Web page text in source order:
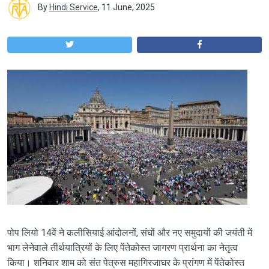
By Hindi Service, 11 June, 2025
पोप लियो 14वें ने कलीसियाई आंदोलनों, संघों और नए समुदायों की जयंती में
भाग लेनेवाले तीर्थयात्रियों के लिए पेंतेकोस्त जागरण प्रार्थना का नेतृत्व
किया। शनिवार शाम को संत पेत्रुस महागिरजाघर के प्रांगण में पेंतेकोस्त